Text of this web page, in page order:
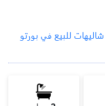
شاليهات للبيع في بورتو